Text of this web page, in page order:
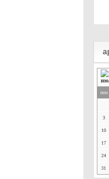
пон
3
10
17
24
31